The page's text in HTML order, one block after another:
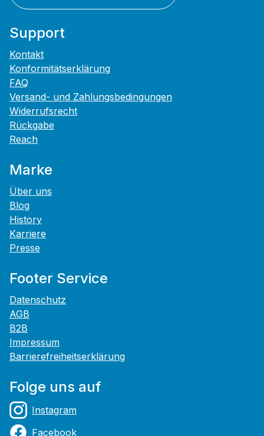
Support
Kontakt
Konformitätserklärung
FAQ
Versand- und Zahlungsbedingungen
Widerrufsrecht
Rückgabe
Reach
Marke
Über uns
Blog
History
Karriere
Presse
Footer Service
Datenschutz
AGB
B2B
Impressum
Barrierefreiheitserklärung
Folge uns auf
Instagram
Facebook